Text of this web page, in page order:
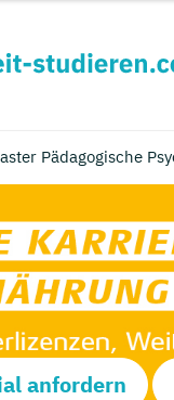
Pädagogische
anfordern